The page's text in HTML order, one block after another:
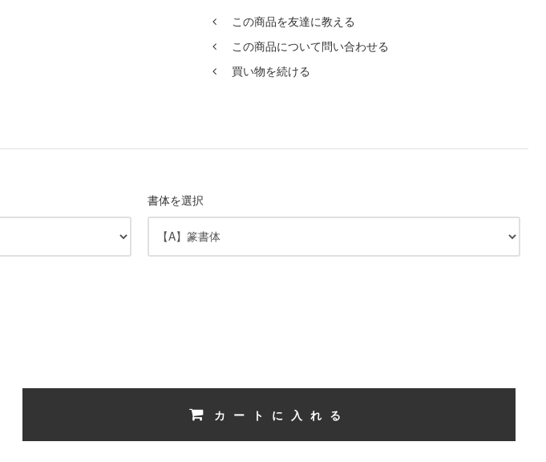
この商品を友達に教える
この商品について問い合わせる
買い物を続ける
書体を選択
カートに入れる